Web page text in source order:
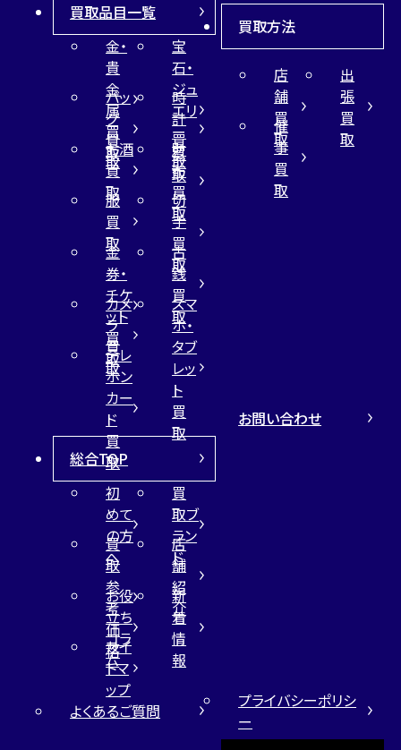
買取品目一覧
金・
貴
金
属
買
取
宝
石・
ジュ
エリ
ー
買
取
バッ
グ
買
取
時
計
買
取
お酒
買
取
財
布
買
取
服
買
取
切
手
買
取
金
券・
チケ
ット
買
取
古
銭
買
取
カメ
ラ
買
取
スマ
ホ・
タブ
レッ
ト
買
取
テレ
ホン
カー
ド
買
取
買取方法
店
舗
買
取
出
張
買
取
催
事
買
取
総合TOP
初
めて
の方
へ
買
取ブ
ラン
ド
買
取
参
考
価
格
店
舗
紹
介
お役
立ち
コラ
ム
新
着
情
報
サイ
トマ
ップ
お問い合わせ
よくあるご質問
プライバシーポリシ
ー